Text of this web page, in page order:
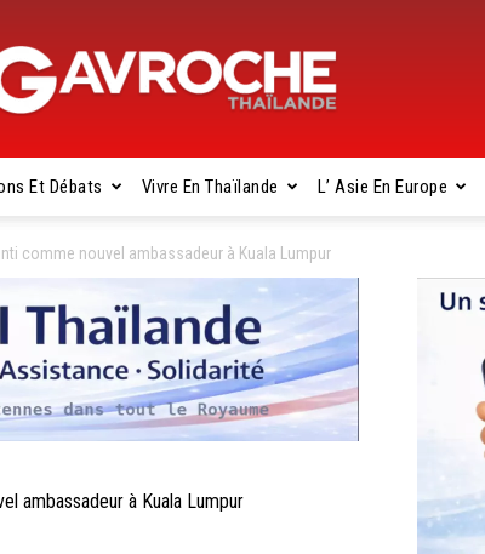
Gavroche
Thaïlande
Et Débats Vivre En Thaïlande L’ Asie En Europe
comme nouvel ambassadeur à Kuala Lumpur
ambassadeur à Kuala Lumpur